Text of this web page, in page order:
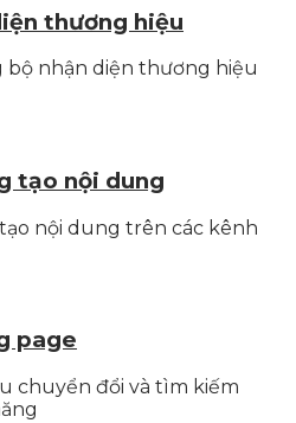
thương hiệu
bộ nhận diện thương hiệu
tạo nội dung
nội dung trên các kênh
page
chuyển đổi và tìm kiếm